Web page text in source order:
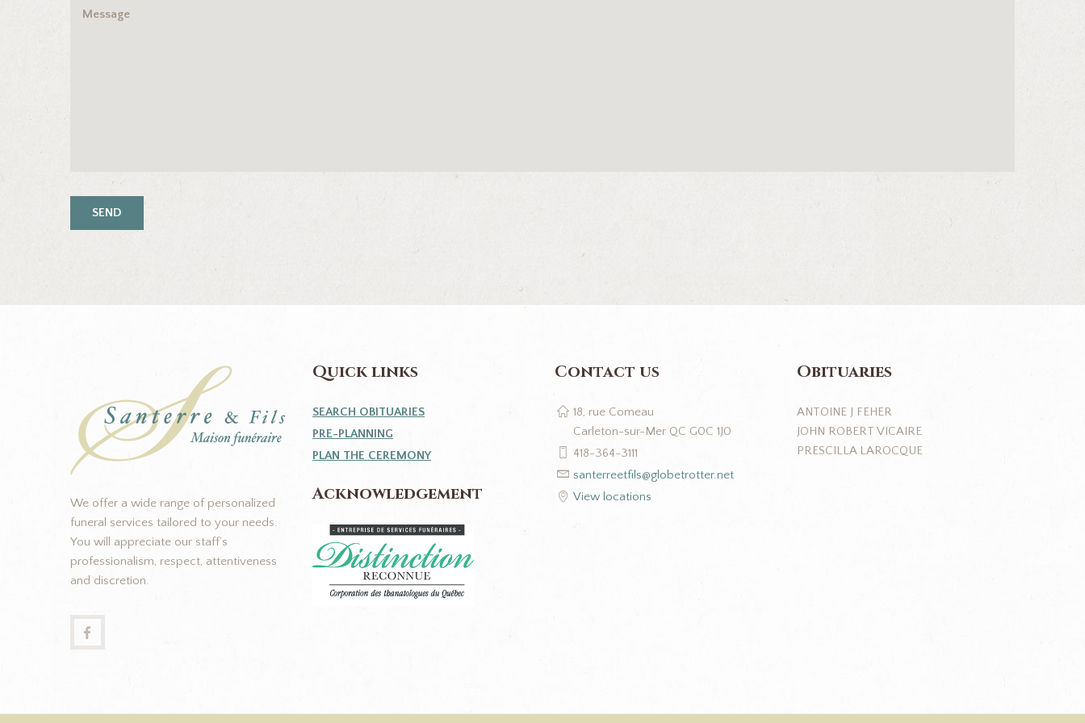
We offer a wide range of personalized
funeral services tailored to your needs.
You will appreciate our staff’s
professionalism, respect, attentiveness
and discretion.
Quick links
SEARCH OBITUARIES
PRE-PLANNING
PLAN THE CEREMONY
Acknowledgement
Contact us
18, rue Comeau
Carleton-sur-Mer QC G0C 1J0
418-364-3111
santerreetfils@globetrotter.net
View locations
Obituaries
ANTOINE J FEHER
JOHN ROBERT VICAIRE
PRESCILLA LAROCQUE